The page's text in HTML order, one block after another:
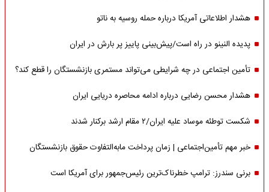
هشدار اطلاعاتی آمریکا درباره حمله روسیه به ناتو
پدیده النینو در راه است/پیش‌بینی پاییز پر بارش در ایران
تأمین اجتماعی در چه شرایطی می‌تواند مستمری بازنشستگان را قطع کند؟
هشدار محسن رضایی درباره ادامه محاصره دریایی ایران
شکست توطئه موساد علیه ایران/۲ مقام‌ ارشد برکنار شدند
خبر مهم تأمین‌اجتماعی | زمان پرداخت مابه‌التفاوت حقوق بازنشستگان
برنی سندرز: ترامپ خطرناک‌ترین رئیس‌جمهور برای آمریکا است